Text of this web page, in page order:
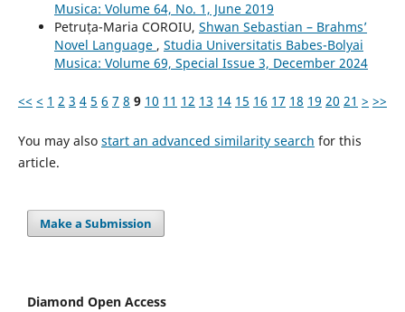
Musica: Volume 64, No. 1, June 2019
Petruța-Maria COROIU, Shwan Sebastian – Brahms’
Novel Language , Studia Universitatis Babes-Bolyai
Musica: Volume 69, Special Issue 3, December 2024
<< < 1 2 3 4 5 6 7 8 9 10 11 12 13 14 15 16 17 18 19 20 21 > >>
You may also start an advanced similarity search for this
article.
Make a Submission
Diamond Open Access